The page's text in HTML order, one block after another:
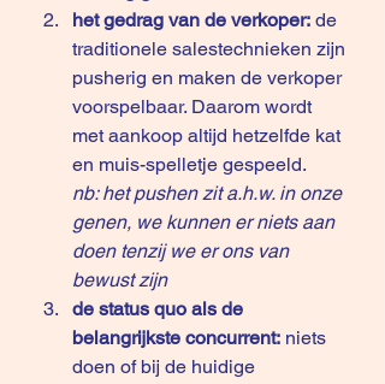
het gedrag van de verkoper: de
traditionele salestechnieken zijn
pusherig en maken de verkoper
voorspelbaar. Daarom wordt
met aankoop altijd hetzelfde kat
en muis-spelletje gespeeld.
nb: het pushen zit a.h.w. in onze
genen, we kunnen er niets aan
doen tenzij we er ons van
bewust zijn
de status quo als de
belangrijkste concurrent: niets
doen of bij de huidige